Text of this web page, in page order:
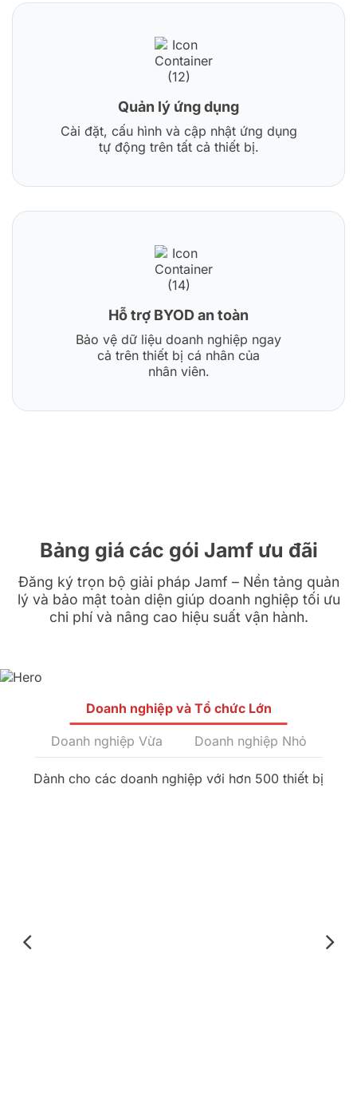
Quản lý ứng dụng
Cài đặt, cấu hình và cập nhật ứng dụng
tự động trên tất cả thiết bị.
Hỗ trợ BYOD an toàn
Bảo vệ dữ liệu doanh nghiệp ngay
cả trên thiết bị cá nhân của
nhân viên.
Bảng giá các gói Jamf ưu đãi
Đăng ký trọn bộ giải pháp Jamf – Nền tảng quản
lý và bảo mật toàn diện giúp doanh nghiệp tối ưu
chi phí và nâng cao hiệu suất vận hành.
Doanh nghiệp và Tổ chức Lớn
Doanh nghiệp Vừa Doanh nghiệp Nhỏ
Dành cho các doanh nghiệp với hơn 500 thiết bị